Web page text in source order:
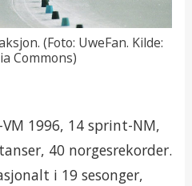
(Foto: UweFan. Kilde:
Commons)
1996, 14 sprint-NM,
40 norgesrekorder.
i 19 sesonger,